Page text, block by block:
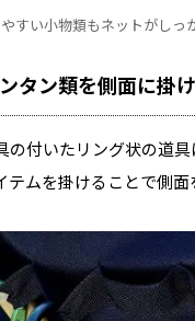
すい小物類もネットがしっ
タン類を側面に掛
付いたリング状の道
ムを掛けることで側面